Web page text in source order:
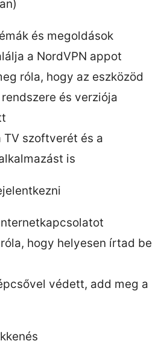
és megoldások
a NordVPN appot
róla, hogy az eszközöd
és verziója
TV szoftverét és a
is
hogy helyesen írtad be
védett, add meg a